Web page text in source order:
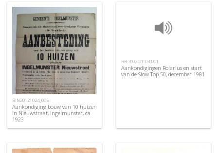
BIN20121024_005
Aankondiging bouw van 10 huizen
in Nieuwstraat, Ingelmunster, ca
1923
RR-3-02-01-03-001
Aankondigingen Rolarius en start
van de Slow Top 50, december 1981